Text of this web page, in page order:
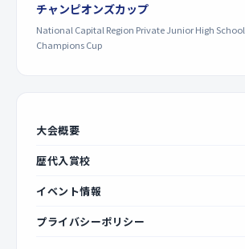
チャンピオンズカップ
National Capital Region Private Junior High School
Champions Cup
大会概要
歴代入賞校
イベント情報
プライバシーポリシー